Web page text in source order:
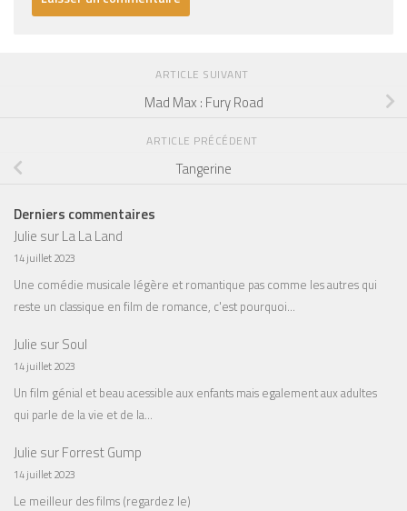
ARTICLE SUIVANT
Mad Max : Fury Road
ARTICLE PRÉCÉDENT
Tangerine
Derniers commentaires
Julie surLa La Land
14 juillet 2023
Une comédie musicale légère et romantique pas comme les autres qui
reste un classique en film de romance, c'est pourquoi…
Julie surSoul
14 juillet 2023
Un film génial et beau acessible aux enfants mais egalement aux adultes
qui parle de la vie et de la…
Julie surForrest Gump
14 juillet 2023
Le meilleur des films (regardez le)